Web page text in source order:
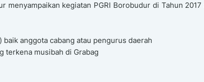
menyampaikan kegiatan PGRI Borobudur di Tahun 2017
anggota cabang atau pengurus daerah
terkena musibah di Grabag